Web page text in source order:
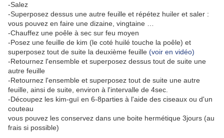
-Salez
-Superposez dessus une autre feuille et répétez huiler et saler :
vous pouvez en faire une dizaine, vingtaine …
-Chauffez une poêle à sec sur feu moyen
-Posez une feuille de kim (le coté huilé touche la poêle) et
superposez tout de suite la deuxième feuille (voir en vidéo)
-Retournez l'ensemble et superposez dessus tout de suite une
autre feuille
-Retournez l'ensemble et superposez tout de suite une autre
feuille, ainsi de suite, environ à l'intervalle de 4sec.
-Découpez les kim-guï en 6-8parties à l'aide des ciseaux ou d'un
couteau
vous pouvez les conservez dans une boite hermétique 3jours (au
frais si possible)